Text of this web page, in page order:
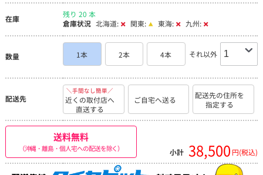
在庫
残り 20 本
倉庫状況 北海道: 関東: 東海: 九州:
数量 1本 2本 4本 それ以外
配送先
＼手間なし簡単／
近くの取付店へ
直送する
ご自宅へ送る
配送先の住所を
指定する
送料無料
（沖縄・離島・個人宅への配送を除く） 小計 38,500 円(税込)